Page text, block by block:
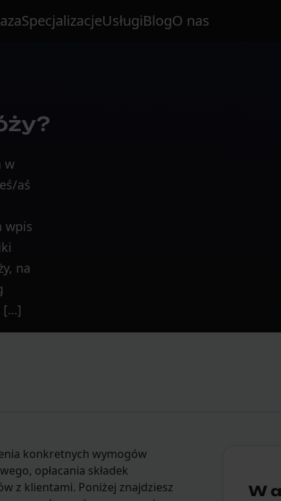
SpecjalizacjeUsługiBlogO nas
w
aś
wpis
na
[…]
konkretnych wymogów
opłacania składek
z klientami. Poniżej znajdziesz
W